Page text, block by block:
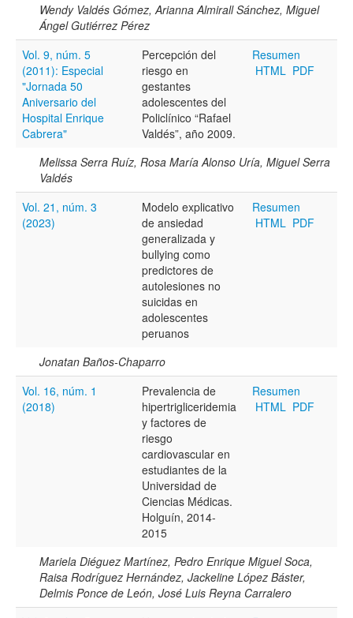
Fecha
De
Hasta
Términos de indexación
Tipo (método/enfoque)
Todos los camps término del índice
Wendy Valdés Gómez, Arianna Almirall Sánchez, Miguel
Ángel Gutiérrez Pérez
Vol. 9, núm. 5
(2011): Especial
"Jornada 50
Aniversario del
Hospital Enrique
Cabrera"
Percepción del
riesgo en
gestantes
adolescentes del
Policlínico “Rafael
Valdés”, año 2009.
Resumen
HTML PDF
Melissa Serra Ruíz, Rosa María Alonso Uría, Miguel Serra
Valdés
Vol. 21, núm. 3
(2023)
Modelo explicativo
de ansiedad
generalizada y
bullying como
predictores de
autolesiones no
suicidas en
adolescentes
peruanos
Resumen
HTML PDF
Jonatan Baños-Chaparro
Vol. 16, núm. 1
(2018)
Prevalencia de
hipertrigliceridemia
y factores de
riesgo
cardiovascular en
estudiantes de la
Universidad de
Ciencias Médicas.
Holguín, 2014-
2015
Resumen
HTML PDF
Mariela Diéguez Martínez, Pedro Enrique Miguel Soca,
Raisa Rodríguez Hernández, Jackeline López Báster,
Delmis Ponce de León, José Luis Reyna Carralero